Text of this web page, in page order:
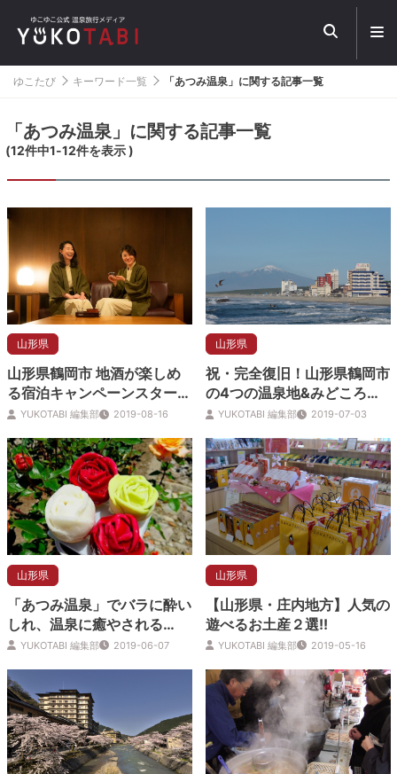
メ
ュ
ゆこたび キーワード一覧 「あつみ温泉」に関する記事一覧
「あつみ温泉」に関する記事一覧
(12件中1-12件を表示 )
山形県
山形県鶴岡市 地酒が楽しめ
る宿泊キャンペーンスター
ト！YUKOTABI 編集部 2019-08-16
山形県
祝・完全復旧！山形県鶴岡市
の4つの温泉地&みどころを
紹介YUKOTABI 編集部 2019-07-03
山形県
「あつみ温泉」でバラに酔い
しれ、温泉に癒やされる…
YUKOTABI 編集部 2019-06-07
山形県
【山形県・庄内地方】人気の
遊べるお土産２選!!
YUKOTABI 編集部 2019-05-16